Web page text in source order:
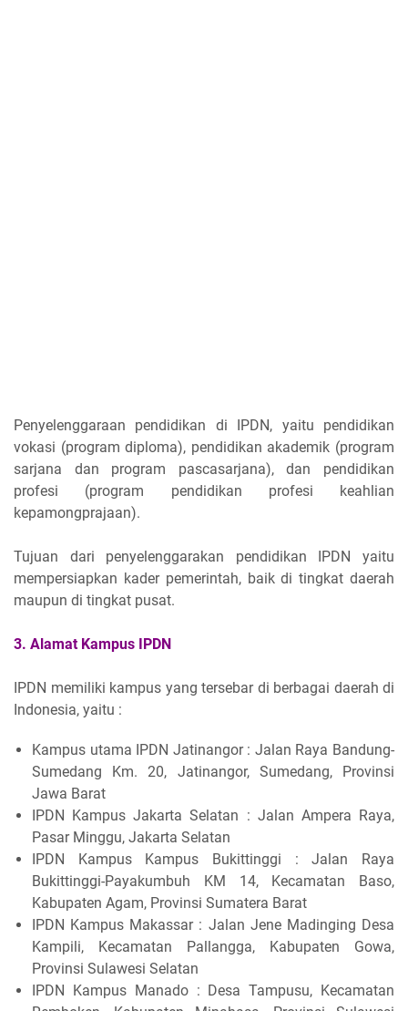
Penyelenggaraan pendidikan di IPDN, yaitu pendidikan
vokasi (program diploma), pendidikan akademik (program
sarjana dan program pascasarjana), dan pendidikan
profesi (program pendidikan profesi keahlian
kepamongprajaan).
Tujuan dari penyelenggarakan pendidikan IPDN yaitu
mempersiapkan kader pemerintah, baik di tingkat daerah
maupun di tingkat pusat.
3. Alamat Kampus IPDN
IPDN memiliki kampus yang tersebar di berbagai daerah di
Indonesia, yaitu :
Kampus utama IPDN Jatinangor : Jalan Raya Bandung-
Sumedang Km. 20, Jatinangor, Sumedang, Provinsi
Jawa Barat
IPDN Kampus Jakarta Selatan : Jalan Ampera Raya,
Pasar Minggu, Jakarta Selatan
IPDN Kampus Kampus Bukittinggi : Jalan Raya
Bukittinggi-Payakumbuh KM 14, Kecamatan Baso,
Kabupaten Agam, Provinsi Sumatera Barat
IPDN Kampus Makassar : Jalan Jene Madinging Desa
Kampili, Kecamatan Pallangga, Kabupaten Gowa,
Provinsi Sulawesi Selatan
IPDN Kampus Manado : Desa Tampusu, Kecamatan